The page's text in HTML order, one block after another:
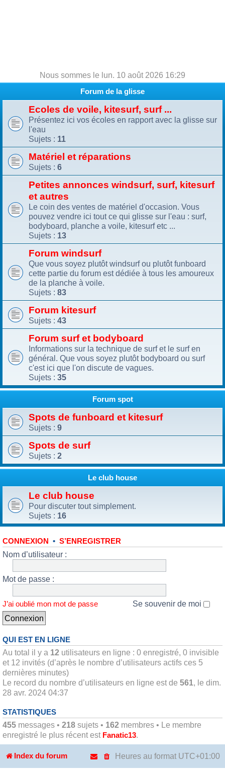
Nous sommes le lun. 10 août 2026 16:29
Forum de la glisse
Ecoles de voile, kitesurf, surf ...
Présentez ici vos écoles en rapport avec la glisse sur
l'eau
Sujets : 11
Matériel et réparations
Sujets : 6
Petites annonces windsurf, surf, kitesurf
et autres
Le coin des ventes de matériel d'occasion. Vous
pouvez vendre ici tout ce qui glisse sur l'eau : surf,
bodyboard, planche a voile, kitesurf etc ...
Sujets : 13
Forum windsurf
Que vous soyez plutôt windsurf ou plutôt funboard
cette partie du forum est dédiée à tous les amoureux
de la planche à voile.
Sujets : 83
Forum kitesurf
Sujets : 43
Forum surf et bodyboard
Informations sur la technique de surf et le surf en
général. Que vous soyez plutôt bodyboard ou surf
c'est ici que l'on discute de vagues.
Sujets : 35
Forum spot
Spots de funboard et kitesurf
Sujets : 9
Spots de surf
Sujets : 2
Le club house
Le club house
Pour discuter tout simplement.
Sujets : 16
CONNEXION • S’ENREGISTRER
Nom d’utilisateur :
Mot de passe :
J’ai oublié mon mot de passe Se souvenir de moi
QUI EST EN LIGNE
Au total il y a 12 utilisateurs en ligne : 0 enregistré, 0 invisible
et 12 invités (d’après le nombre d’utilisateurs actifs ces 5
dernières minutes)
Le record du nombre d’utilisateurs en ligne est de 561, le dim.
28 avr. 2024 04:37
STATISTIQUES
455 messages • 218 sujets • 162 membres • Le membre
enregistré le plus récent est Fanatic13.
Index du forum Heures au format UTC+01:00